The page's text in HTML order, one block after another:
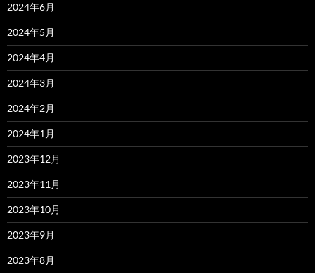
2024年6月
2024年5月
2024年4月
2024年3月
2024年2月
2024年1月
2023年12月
2023年11月
2023年10月
2023年9月
2023年8月